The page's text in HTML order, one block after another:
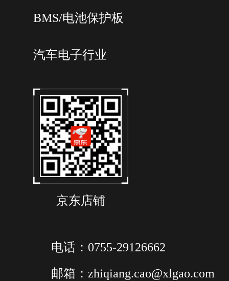
BMS/电池保护板
汽车电子行业
京东店铺
电话：0755-29126662
邮箱：zhiqiang.cao@xlgao.com